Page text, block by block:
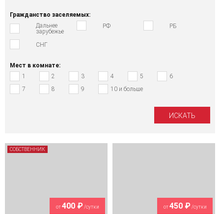
Гражданство заселяемых:
Дальнее
зарубежье
РФ РБ
СНГ
Мест в комнате:
1
2 3 4 5
6
7
8 9 10 и больше
от400 ₽/сутки
СОБСТВЕННИК
от450 ₽/сутки